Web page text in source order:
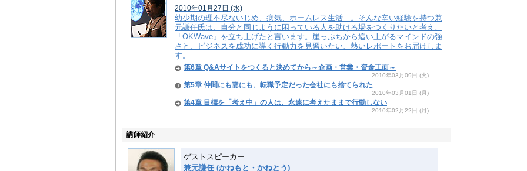
2010年01月27日 (水)
幼少期の理不尽ないじめ、病気、ホームレス生活…。そんな辛い経験を持つ兼
元謙任氏は、自分と同じように困っている人を助ける場をつくりたいと考え、
「OKWave」を立ち上げたと言います。崖っぷちから這い上がるマインドの強
さと、ビジネスを成功に導く行動力を見習いたい、熱いレポートをお届けしま
す。
第6章 Q&Aサイトをつくると決めてから～企画・営業・資金工面～
2010年03月09日 (火)
第5章 仲間にも妻にも、転職予定だった会社にも捨てられた
2010年03月01日 (月)
第4章 目標を「考え中」の人は、永遠に考えたままで行動しない
2010年02月22日 (月)
講師紹介
ゲストスピーカー
兼元謙任 (かねもと・かねとう)